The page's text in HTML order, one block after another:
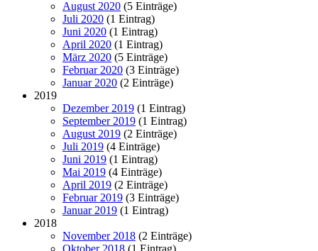
August 2020 (5 Einträge)
Juli 2020 (1 Eintrag)
Juni 2020 (1 Eintrag)
April 2020 (1 Eintrag)
März 2020 (5 Einträge)
Februar 2020 (3 Einträge)
Januar 2020 (2 Einträge)
2019
Dezember 2019 (1 Eintrag)
September 2019 (1 Eintrag)
August 2019 (2 Einträge)
Juli 2019 (4 Einträge)
Juni 2019 (1 Eintrag)
Mai 2019 (4 Einträge)
April 2019 (2 Einträge)
Februar 2019 (3 Einträge)
Januar 2019 (1 Eintrag)
2018
November 2018 (2 Einträge)